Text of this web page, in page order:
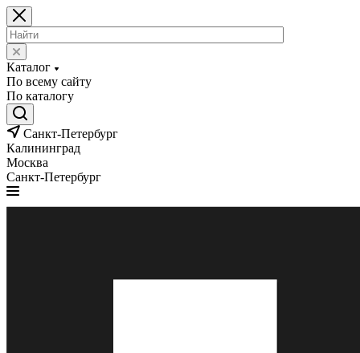
Каталог
По всему сайту
По каталогу
Санкт-Петербург
Калининград
Москва
Санкт-Петербург